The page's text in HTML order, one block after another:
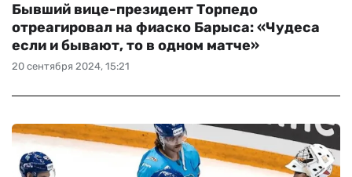
20 сентября 2024, 15:21
Бывший вице-президент Торпедо
отреагировал на фиаско Барыса: «Чудеса
если и бывают, то в одном матче‎»